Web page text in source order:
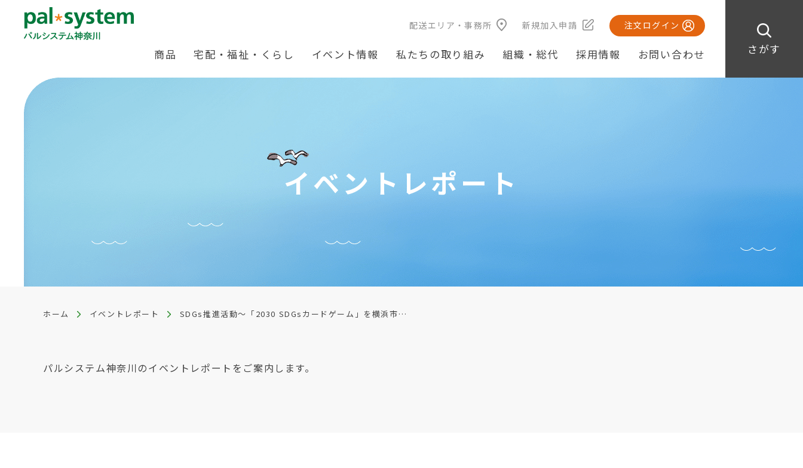
さがす
配送エリア・事務所 新規加入申請 注文ログイン
商品 宅配・福祉・くらし イベント情報 私たちの取り組み 組織・総代 採用情報 お問い合わせ
イベントレポート
ホーム イベントレポート SDGs推進活動～「2030 SDGsカードゲーム」を横浜市…
パルシステム神奈川のイベントレポートをご案内します。